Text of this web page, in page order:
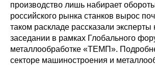
производство лишь набирает
российского рынка станков вырос
таком раскладе рассказали
заседании в рамках Глобального
металлообработке «ТЕМП».
секторе машиностроения и